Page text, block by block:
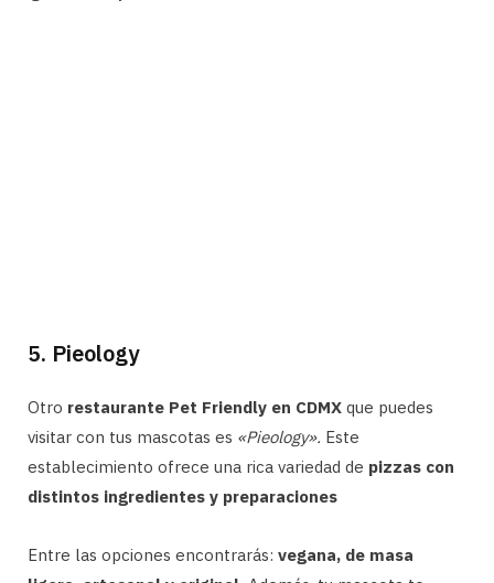
5. Pieology
Otro restaurante Pet Friendly en CDMX que puedes
visitar con tus mascotas es «Pieology». Este
establecimiento ofrece una rica variedad de pizzas con
distintos ingredientes y preparaciones
Entre las opciones encontrarás: vegana, de masa